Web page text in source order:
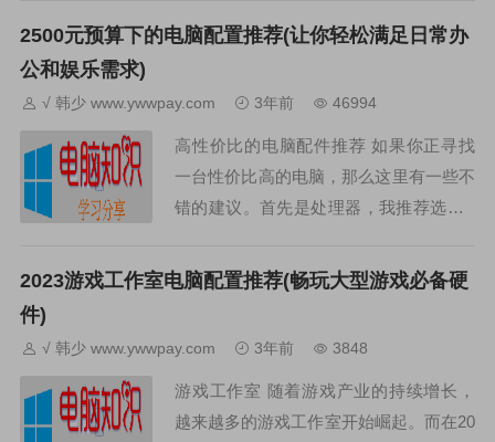
一个比较理想的选择。那么什么样的电脑
2500元预算下的电脑配置推荐(让你轻松满足日常办
公和娱乐需求)
√ 韩少 www.ywwpay.com 3年前 46994
高性价比的电脑配件推荐 如果你正寻找
一台性价比高的电脑，那么这里有一些不
错的建议。首先是处理器，我推荐选择A
都能提供出色的性能表现而价格相对较
2023游戏工作室电脑配置推荐(畅玩大型游戏必备硬
件)
√ 韩少 www.ywwpay.com 3年前 3848
游戏工作室 随着游戏产业的持续增长，
越来越多的游戏工作室开始崛起。而在20